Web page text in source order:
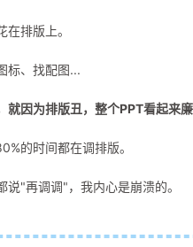
排版上。
标、找配图...
就因为排版丑，整个PPT看起来廉
的时间都在调排版。
说"再调调"，我内心是崩溃的。